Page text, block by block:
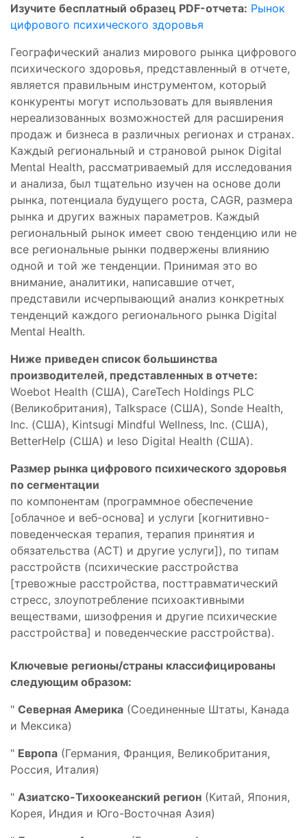
Изучите бесплатный образец PDF-отчета: Рынок
цифрового психического здоровья
Географический анализ мирового рынка цифрового
психического здоровья, представленный в отчете,
является правильным инструментом, который
конкуренты могут использовать для выявления
нереализованных возможностей для расширения
продаж и бизнеса в различных регионах и странах.
Каждый региональный и страновой рынок Digital
Mental Health, рассматриваемый для исследования
и анализа, был тщательно изучен на основе доли
рынка, потенциала будущего роста, CAGR, размера
рынка и других важных параметров. Каждый
региональный рынок имеет свою тенденцию или не
все региональные рынки подвержены влиянию
одной и той же тенденции. Принимая это во
внимание, аналитики, написавшие отчет,
представили исчерпывающий анализ конкретных
тенденций каждого регионального рынка Digital
Mental Health.
Ниже приведен список большинства
производителей, представленных в отчете:
Woebot Health (США), CareTech Holdings PLC
(Великобритания), Talkspace (США), Sonde Health,
Inc. (США), Kintsugi Mindful Wellness, Inc. (США),
BetterHelp (США) и Ieso Digital Health (США).
Размер рынка цифрового психического здоровья
по сегментации
по компонентам (программное обеспечение
[облачное и веб-основа] и услуги [когнитивно-
поведенческая терапия, терапия принятия и
обязательства (ACT) и другие услуги]), по типам
расстройств (психические расстройства
[тревожные расстройства, посттравматический
стресс, злоупотребление психоактивными
веществами, шизофрения и другие психические
расстройства] и поведенческие расстройства).
Ключевые регионы/страны классифицированы
следующим образом:
" Северная Америка (Соединенные Штаты, Канада
и Мексика)
" Европа (Германия, Франция, Великобритания,
Россия, Италия)
" Азиатско-Тихоокеанский регион (Китай, Япония,
Корея, Индия и Юго-Восточная Азия)